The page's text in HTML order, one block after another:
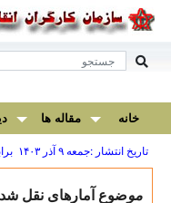
خانه مقاله ها
تاریخ انتشار :جمعه ۹ آذر ۱۴۰۳ برابر با ۲۹ نوامبر ۲۰۲۴
موضوع آمارهای نقل